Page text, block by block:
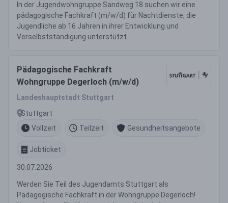
In der Jugendwohngruppe Sandweg 18 suchen wir eine
pädagogische Fachkraft (m/w/d) für Nachtdienste, die
Jugendliche ab 16 Jahren in ihrer Entwicklung und
Verselbstständigung unterstützt.
Pädagogische Fachkraft
Wohngruppe Degerloch (m/w/d)
Landeshauptstadt Stuttgart
Stuttgart
Vollzeit
Teilzeit Gesundheitsangebote
Jobticket
30.07.2026
Werden Sie Teil des Jugendamts Stuttgart als
Pädagogische Fachkraft in der Wohngruppe Degerloch!